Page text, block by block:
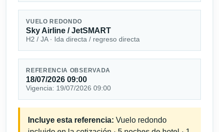
VUELO REDONDO
Sky Airline / JetSMART
H2 / JA · Ida directa / regreso directa
REFERENCIA OBSERVADA
18/07/2026 09:00
Vigencia: 19/07/2026 09:00
Incluye esta referencia: Vuelo redondo